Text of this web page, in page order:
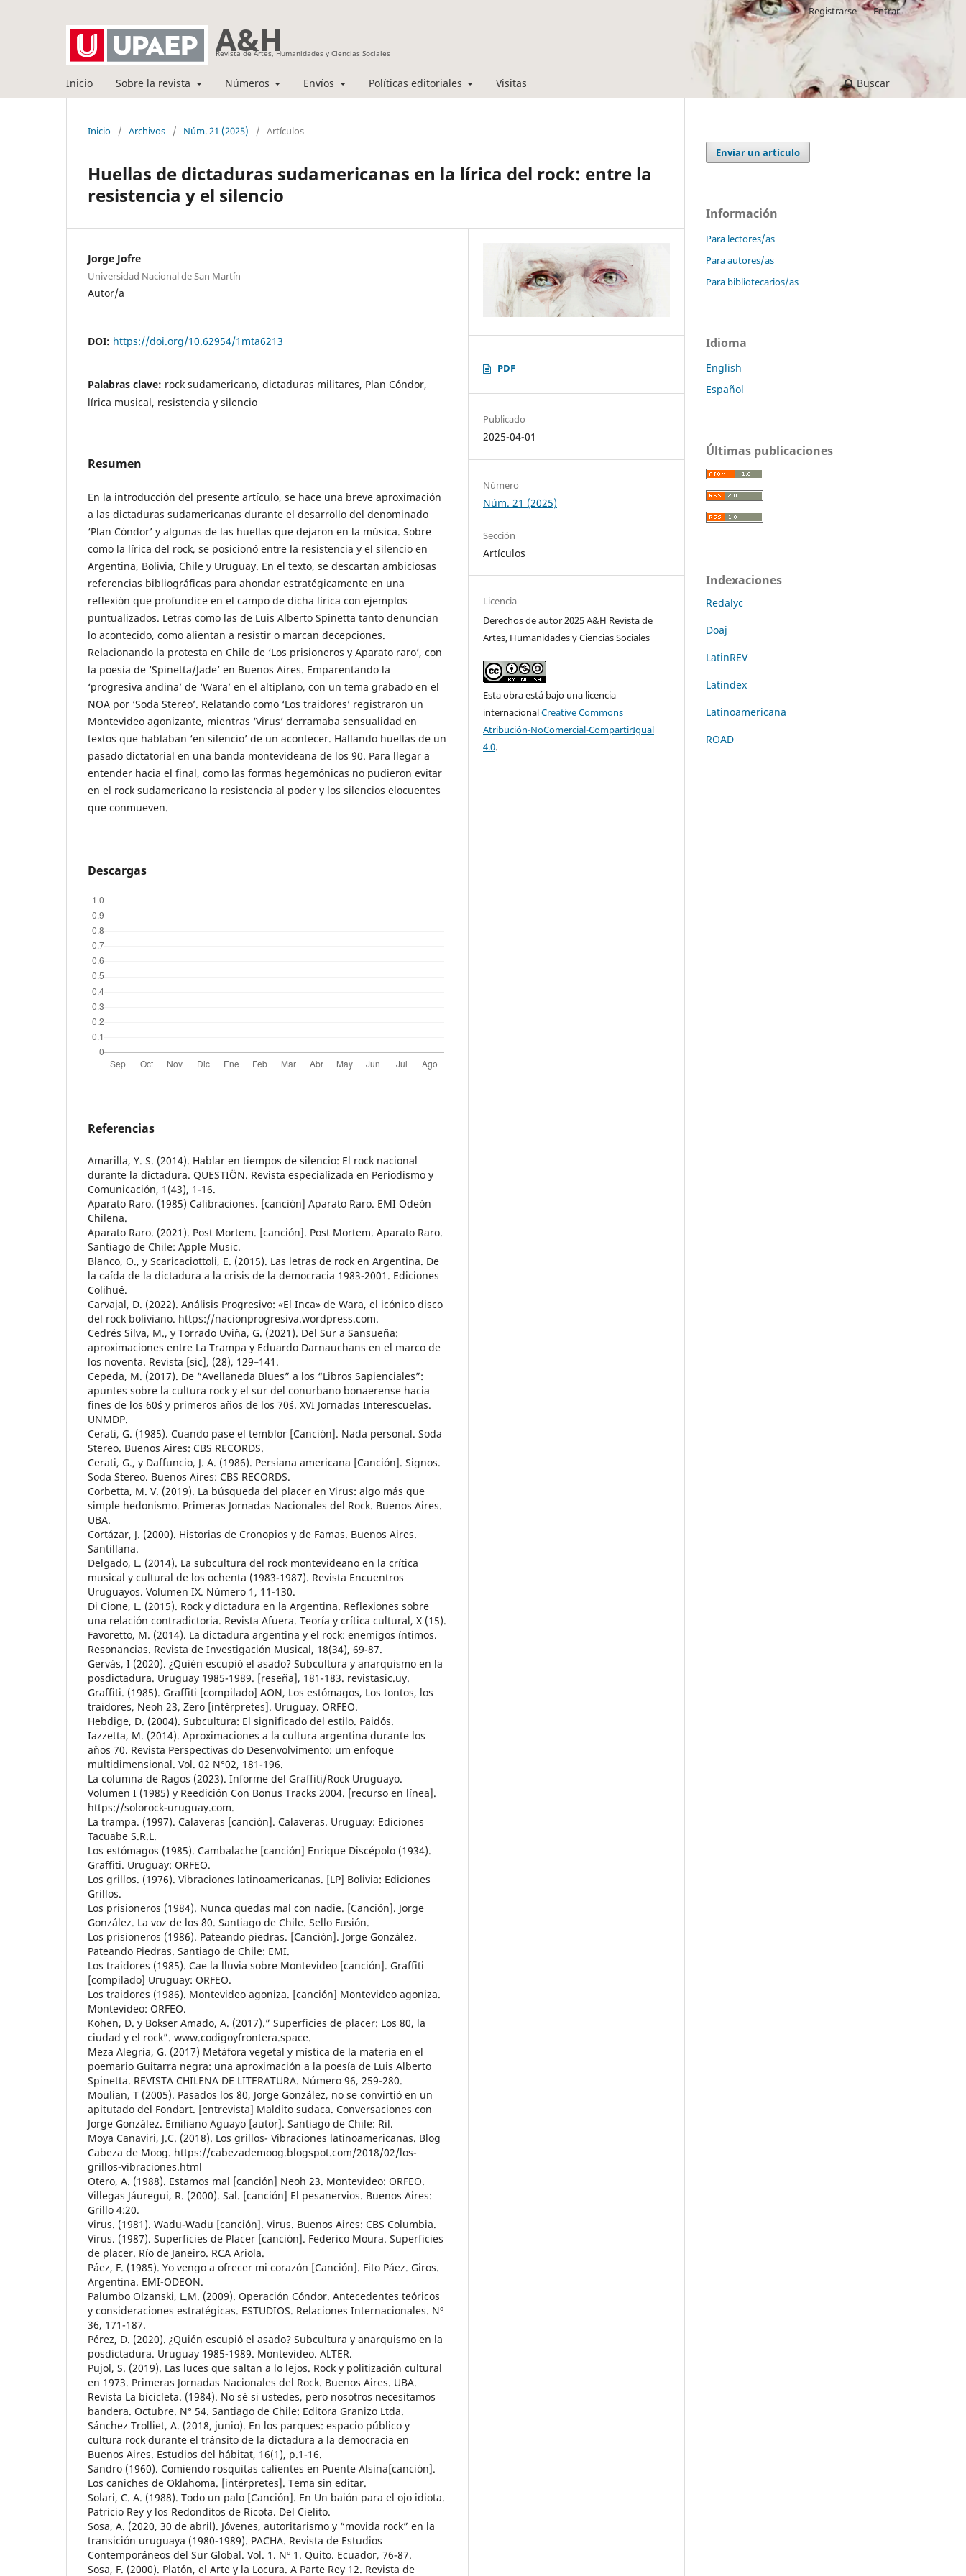
A&H
Revista de Artes, Humanidades y Ciencias Sociales
Inicio Sobre la revista Números Envíos Políticas editoriales Visitas Buscar
Registrarse Entrar
Inicio / Archivos / Núm. 21 (2025) / Artículos
Huellas de dictaduras sudamericanas en la lírica del rock: entre la
resistencia y el silencio
Jorge Jofre
Universidad Nacional de San Martín
Autor/a
DOI: https://doi.org/10.62954/1mta6213
Palabras clave: rock sudamericano, dictaduras militares, Plan Cóndor,
lírica musical, resistencia y silencio
Resumen
En la introducción del presente artículo, se hace una breve aproximación
a las dictaduras sudamericanas durante el desarrollo del denominado
‘Plan Cóndor’ y algunas de las huellas que dejaron en la música. Sobre
como la lírica del rock, se posicionó entre la resistencia y el silencio en
Argentina, Bolivia, Chile y Uruguay. En el texto, se descartan ambiciosas
referencias bibliográficas para ahondar estratégicamente en una
reflexión que profundice en el campo de dicha lírica con ejemplos
puntualizados. Letras como las de Luis Alberto Spinetta tanto denuncian
lo acontecido, como alientan a resistir o marcan decepciones.
Relacionando la protesta en Chile de ‘Los prisioneros y Aparato raro’, con
la poesía de ‘Spinetta/Jade’ en Buenos Aires. Emparentando la
‘progresiva andina’ de ‘Wara’ en el altiplano, con un tema grabado en el
NOA por ‘Soda Stereo’. Relatando como ‘Los traidores’ registraron un
Montevideo agonizante, mientras ‘Virus’ derramaba sensualidad en
textos que hablaban ‘en silencio’ de un acontecer. Hallando huellas de un
pasado dictatorial en una banda montevideana de los ´90. Para llegar a
entender hacia el final, como las formas hegemónicas no pudieron evitar
en el rock sudamericano la resistencia al poder y los silencios elocuentes
que conmueven.
Descargas
Referencias
Amarilla, Y. S. (2014). Hablar en tiempos de silencio: El rock nacional
durante la dictadura. QUESTIÖN. Revista especializada en Periodismo y
Comunicación, 1(43), 1-16.
Aparato Raro. (1985) Calibraciones. [canción] Aparato Raro. EMI Odeón
Chilena.
Aparato Raro. (2021). Post Mortem. [canción]. Post Mortem. Aparato Raro.
Santiago de Chile: Apple Music.
Blanco, O., y Scaricaciottoli, E. (2015). Las letras de rock en Argentina. De
la caída de la dictadura a la crisis de la democracia 1983-2001. Ediciones
Colihué.
Carvajal, D. (2022). Análisis Progresivo: «El Inca» de Wara, el icónico disco
del rock boliviano. https://nacionprogresiva.wordpress.com.
Cedrés Silva, M., y Torrado Uviña, G. (2021). Del Sur a Sansueña:
aproximaciones entre La Trampa y Eduardo Darnauchans en el marco de
los noventa. Revista [sic], (28), 129–141.
Cepeda, M. (2017). De “Avellaneda Blues” a los “Libros Sapienciales”:
apuntes sobre la cultura rock y el sur del conurbano bonaerense hacia
fines de los 60´´s y primeros años de los 70´s. XVI Jornadas Interescuelas.
UNMDP.
Cerati, G. (1985). Cuando pase el temblor [Canción]. Nada personal. Soda
Stereo. Buenos Aires: CBS RECORDS.
Cerati, G., y Daffuncio, J. A. (1986). Persiana americana [Canción]. Signos.
Soda Stereo. Buenos Aires: CBS RECORDS.
Corbetta, M. V. (2019). La búsqueda del placer en Virus: algo más que
simple hedonismo. Primeras Jornadas Nacionales del Rock. Buenos Aires.
UBA.
Cortázar, J. (2000). Historias de Cronopios y de Famas. Buenos Aires.
Santillana.
Delgado, L. (2014). La subcultura del rock montevideano en la crítica
musical y cultural de los ochenta (1983-1987). Revista Encuentros
Uruguayos. Volumen IX. Número 1, 11-130.
Di Cione, L. (2015). Rock y dictadura en la Argentina. Reflexiones sobre
una relación contradictoria. Revista Afuera. Teoría y crítica cultural, X (15).
Favoretto, M. (2014). La dictadura argentina y el rock: enemigos íntimos.
Resonancias. Revista de Investigación Musical, 18(34), 69-87.
Gervás, I (2020). ¿Quién escupió el asado? Subcultura y anarquismo en la
posdictadura. Uruguay 1985-1989. [reseña], 181-183. revistasic.uy.
Graffiti. (1985). Graffiti [compilado] AON, Los estómagos, Los tontos, los
traidores, Neoh 23, Zero [intérpretes]. Uruguay. ORFEO.
Hebdige, D. (2004). Subcultura: El significado del estilo. Paidós.
Iazzetta, M. (2014). Aproximaciones a la cultura argentina durante los
años 70. Revista Perspectivas do Desenvolvimento: um enfoque
multidimensional. Vol. 02 N°02, 181-196.
La columna de Ragos (2023). Informe del Graffiti/Rock Uruguayo.
Volumen I (1985) y Reedición Con Bonus Tracks 2004. [recurso en línea].
https://solorock-uruguay.com.
La trampa. (1997). Calaveras [canción]. Calaveras. Uruguay: Ediciones
Tacuabe S.R.L.
Los estómagos (1985). Cambalache [canción] Enrique Discépolo (1934).
Graffiti. Uruguay: ORFEO.
Los grillos. (1976). Vibraciones latinoamericanas. [LP] Bolivia: Ediciones
Grillos.
Los prisioneros (1984). Nunca quedas mal con nadie. [Canción]. Jorge
González. La voz de los ´80. Santiago de Chile. Sello Fusión.
Los prisioneros (1986). Pateando piedras. [Canción]. Jorge González.
Pateando Piedras. Santiago de Chile: EMI.
Los traidores (1985). Cae la lluvia sobre Montevideo [canción]. Graffiti
[compilado] Uruguay: ORFEO.
Los traidores (1986). Montevideo agoniza. [canción] Montevideo agoniza.
Montevideo: ORFEO.
Kohen, D. y Bokser Amado, A. (2017).” Superficies de placer: Los 80, la
ciudad y el rock”. www.codigoyfrontera.space.
Meza Alegría, G. (2017) Metáfora vegetal y mística de la materia en el
poemario Guitarra negra: una aproximación a la poesía de Luis Alberto
Spinetta. REVISTA CHILENA DE LITERATURA. Número 96, 259-280.
Moulian, T (2005). Pasados los ´80, Jorge González, no se convirtió en un
apitutado del Fondart. [entrevista] Maldito sudaca. Conversaciones con
Jorge González. Emiliano Aguayo [autor]. Santiago de Chile: Ril.
Moya Canaviri, J.C. (2018). Los grillos- Vibraciones latinoamericanas. Blog
Cabeza de Moog. https://cabezademoog.blogspot.com/2018/02/los-
grillos-vibraciones.html
Otero, A. (1988). Estamos mal [canción] Neoh 23. Montevideo: ORFEO.
Villegas Jáuregui, R. (2000). Sal. [canción] El pesanervios. Buenos Aires:
Grillo 4:20.
Virus. (1981). Wadu-Wadu [canción]. Virus. Buenos Aires: CBS Columbia.
Virus. (1987). Superficies de Placer [canción]. Federico Moura. Superficies
de placer. Río de Janeiro. RCA Ariola.
Páez, F. (1985). Yo vengo a ofrecer mi corazón [Canción]. Fito Páez. Giros.
Argentina. EMI-ODEON.
Palumbo Olzanski, L.M. (2009). Operación Cóndor. Antecedentes teóricos
y consideraciones estratégicas. ESTUDIOS. Relaciones Internacionales. Nº
36, 171-187.
Pérez, D. (2020). ¿Quién escupió el asado? Subcultura y anarquismo en la
posdictadura. Uruguay 1985-1989. Montevideo. ALTER.
Pujol, S. (2019). Las luces que saltan a lo lejos. Rock y politización cultural
en 1973. Primeras Jornadas Nacionales del Rock. Buenos Aires. UBA.
Revista La bicicleta. (1984). No sé si ustedes, pero nosotros necesitamos
bandera. Octubre. N° 54. Santiago de Chile: Editora Granizo Ltda.
Sánchez Trolliet, A. (2018, junio). En los parques: espacio público y
cultura rock durante el tránsito de la dictadura a la democracia en
Buenos Aires. Estudios del hábitat, 16(1), p.1-16.
Sandro (1960). Comiendo rosquitas calientes en Puente Alsina[canción].
Los caniches de Oklahoma. [intérpretes]. Tema sin editar.
Solari, C. A. (1988). Todo un palo [Canción]. En Un baión para el ojo idiota.
Patricio Rey y los Redonditos de Ricota. Del Cielito.
Sosa, A. (2020, 30 de abril). Jóvenes, autoritarismo y “movida rock” en la
transición uruguaya (1980-1989). PACHA. Revista de Estudios
Contemporáneos del Sur Global. Vol. 1. Nº 1. Quito. Ecuador, 76-87.
Sosa, F. (2000). Platón, el Arte y la Locura. A Parte Rey 12. Revista de
PDF
Publicado
2025-04-01
Número
Núm. 21 (2025)
Sección
Artículos
Licencia
Derechos de autor 2025 A&H Revista de
Artes, Humanidades y Ciencias Sociales
Esta obra está bajo una licencia
internacionalCreative Commons
Atribución-NoComercial-CompartirIgual
4.0.
Enviar un artículo
Información
Para lectores/as
Para autores/as
Para bibliotecarios/as
Idioma
English
Español
Últimas publicaciones
Indexaciones
Redalyc
Doaj
LatinREV
Latindex
Latinoamericana
ROAD